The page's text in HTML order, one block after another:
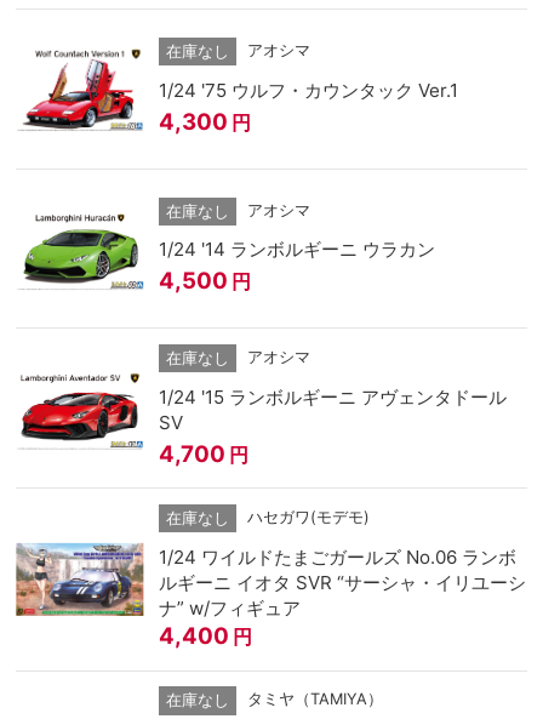
在庫なし アオシマ
1/24 '75 ウルフ・カウンタック Ver.1
4,300 円
在庫なし アオシマ
1/24 '14 ランボルギーニ ウラカン
4,500 円
在庫なし アオシマ
1/24 '15 ランボルギーニ アヴェンタドール
SV
4,700 円
在庫なし ハセガワ(モデモ)
1/24 ワイルドたまごガールズ No.06 ランボ
ルギーニ イオタ SVR “サーシャ・イリユーシ
ナ” w/フィギュア
4,400 円
在庫なし タミヤ（TAMIYA）